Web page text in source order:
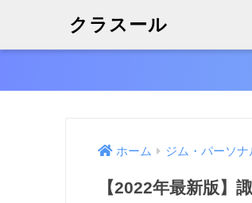
クラスール
ホーム ジム・パーソ
【2022年最新版】